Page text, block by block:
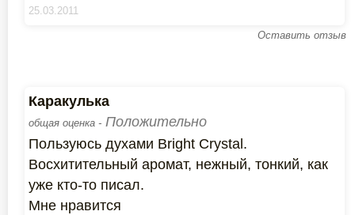
25.03.2011
Оставить отзыв
Каракулька
общая оценка - Положительно
Пользуюсь духами Bright Crystal.
Восхитительный аромат, нежный, тонкий, как
уже кто-то писал.
Мне нравится